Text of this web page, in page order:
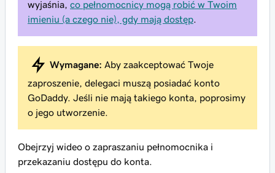
wyjaśnia, co pełnomocnicy mogą robić w Twoim
imieniu (a czego nie), gdy mają dostęp
Wymagane: Aby zaakceptować Twoje
zaproszenie, delegaci muszą posiadać konto
GoDaddy. Jeśli nie mają takiego konta, poprosimy
o jego utworzenie.
Obejrzyj wideo o zapraszaniu pełnomocnika i
przekazaniu dostępu do konta.